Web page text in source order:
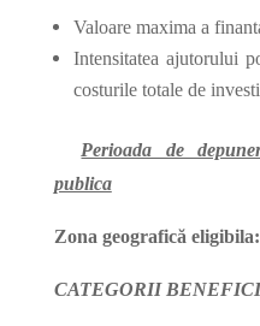
Valoare maxima a
Intensitatea ajutorului
costurile totale de
Perioada de
publica
Zona geografică
CATEGORII